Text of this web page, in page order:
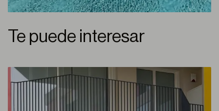
Te puede interesar